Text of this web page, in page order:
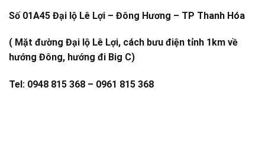
Số 01A45 Đại lộ Lê Lợi – Đông Hương – TP Thanh Hóa
( Mặt đường Đại lộ Lê Lợi, cách bưu điện tỉnh 1km về
hướng Đông, hướng đi Big C)
Tel: 0948 815 368 – 0961 815 368